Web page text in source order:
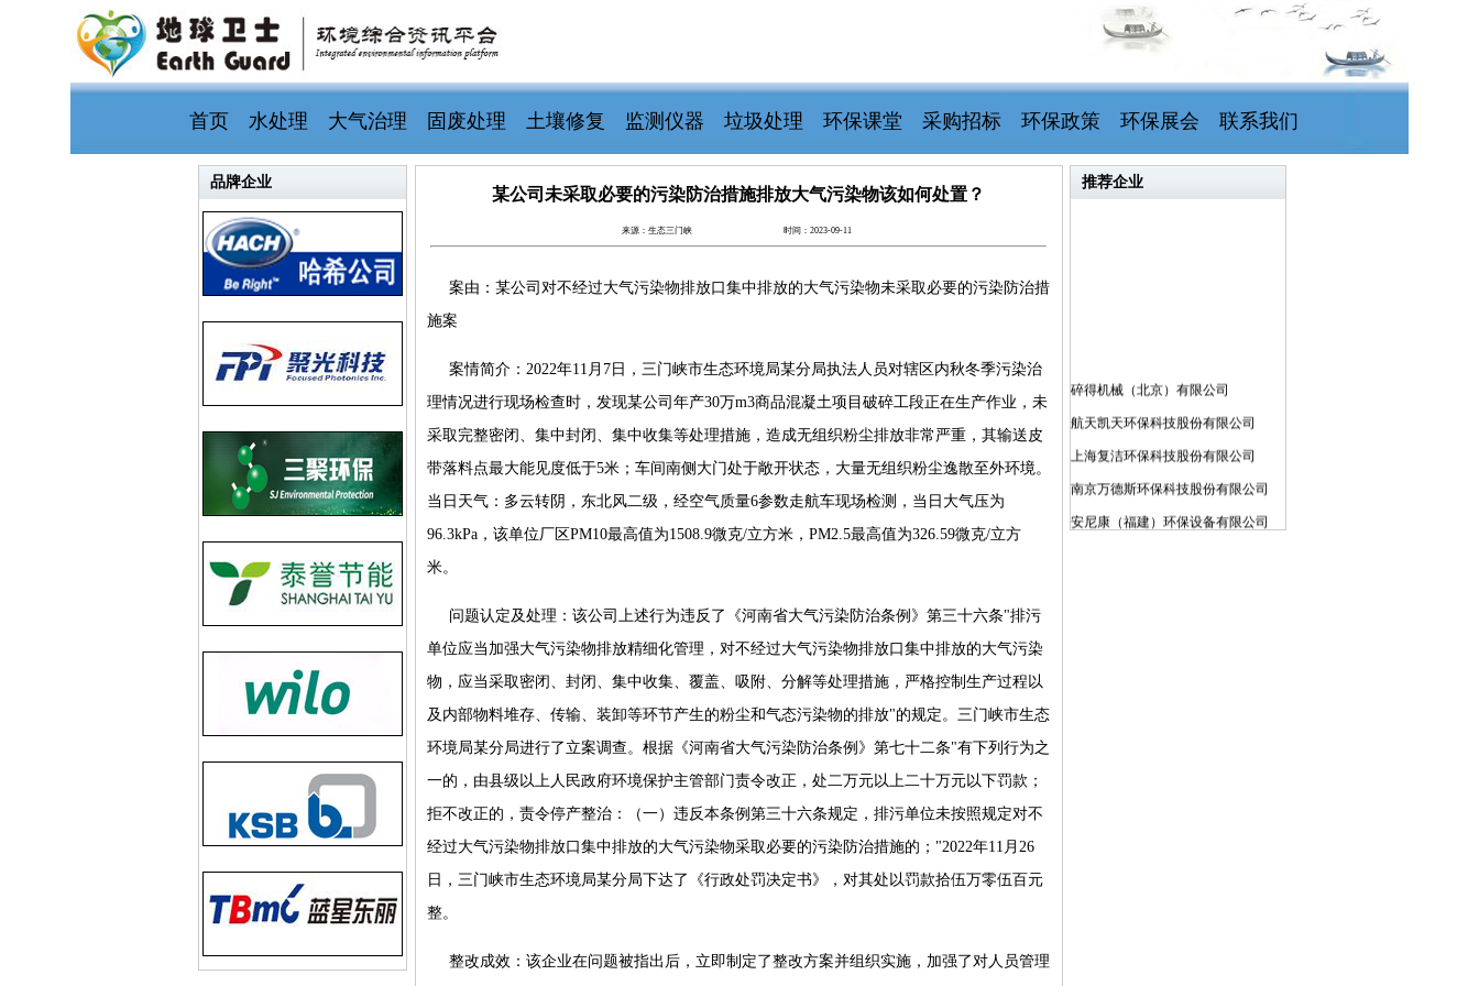
首页 水处理 大气治理 固废处理 土壤修复 监测仪器 垃圾处理 环保课堂 采购招标 环保政策 环保展会 联系我们
品牌企业
某公司未采取必要的污染防治措施排放大气污染物该如何处置？
来源：生态三门峡 时间：2023-09-11
案由：某公司对不经过大气污染物排放口集中排放的大气污染物未采取必要的污染防治措
施案
案情简介：2022年11月7日，三门峡市生态环境局某分局执法人员对辖区内秋冬季污染治
理情况进行现场检查时，发现某公司年产30万m3商品混凝土项目破碎工段正在生产作业，未
采取完整密闭、集中封闭、集中收集等处理措施，造成无组织粉尘排放非常严重，其输送皮
带落料点最大能见度低于5米；车间南侧大门处于敞开状态，大量无组织粉尘逸散至外环境。
当日天气：多云转阴，东北风二级，经空气质量6参数走航车现场检测，当日大气压为
96.3kPa，该单位厂区PM10最高值为1508.9微克/立方米，PM2.5最高值为326.59微克/立方
米。
问题认定及处理：该公司上述行为违反了《河南省大气污染防治条例》第三十六条"排污
单位应当加强大气污染物排放精细化管理，对不经过大气污染物排放口集中排放的大气污染
物，应当采取密闭、封闭、集中收集、覆盖、吸附、分解等处理措施，严格控制生产过程以
及内部物料堆存、传输、装卸等环节产生的粉尘和气态污染物的排放"的规定。三门峡市生态
环境局某分局进行了立案调查。根据《河南省大气污染防治条例》第七十二条"有下列行为之
一的，由县级以上人民政府环境保护主管部门责令改正，处二万元以上二十万元以下罚款；
拒不改正的，责令停产整治：（一）违反本条例第三十六条规定，排污单位未按照规定对不
经过大气污染物排放口集中排放的大气污染物采取必要的污染防治措施的；"2022年11月26
日，三门峡市生态环境局某分局下达了《行政处罚决定书》，对其处以罚款拾伍万零伍百元
整。
整改成效：该企业在问题被指出后，立即制定了整改方案并组织实施，加强了对人员管理
推荐企业
碎得机械（北京）有限公司
航天凯天环保科技股份有限公司
上海复洁环保科技股份有限公司
南京万德斯环保科技股份有限公司
安尼康（福建）环保设备有限公司